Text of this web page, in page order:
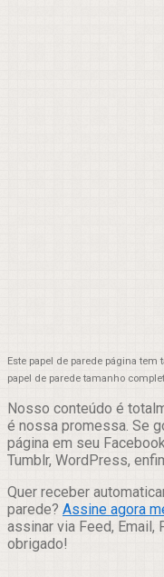
Este papel de parede página tem
papel de parede tamanho
Nosso conteúdo é
é nossa promessa. Se
página em seu
Tumblr, WordPress,
Quer receber
parede? Assine agora
assinar via Feed, Email,
obrigado!